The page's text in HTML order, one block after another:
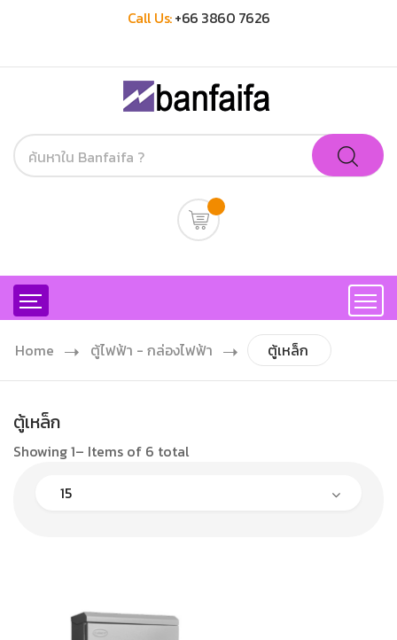
Call Us:+66 3860 7626
Home ตู้ไฟฟ้า - กล่องไฟฟ้า ตู้เหล็ก
ตู้เหล็ก
Showing 1– Items of 6 total